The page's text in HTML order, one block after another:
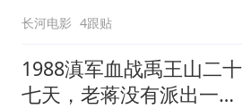
长河电影 4跟贴
1988滇军血战禹王山二十
七天，老蒋没有派出一支